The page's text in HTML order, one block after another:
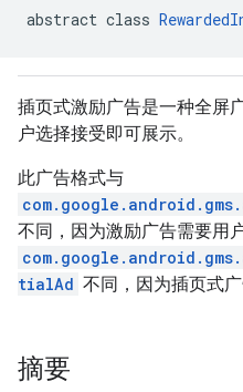
abstract class
插页式激励广告是一种全屏
户选择接受即可展示。
此广告格式与
不同，因为激励广告需要用
tialAd 不同，因为插页式广
摘要